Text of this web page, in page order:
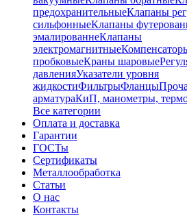
предохранительныеКлапаны
сильфонныеКлапаны
эмалированнеКлапаны
электромагнитные
пробковыеКраны шаровые
давленияУказатели уровня
жидкостиФильтрыФланцы
арматураКиП, манометры,
Все категории
Оплата и доставка
Гарантии
ГОСТы
Сертификаты
Металлообработка
Статьи
О нас
Контакты